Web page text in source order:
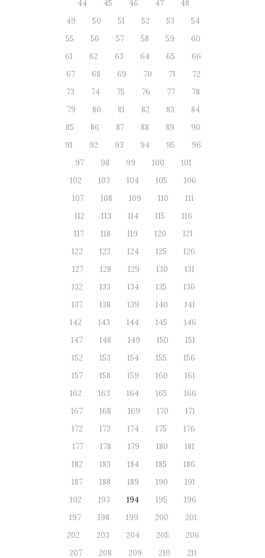
44 45 46 47
48
49
50 51 52 53
54
55
56 57 58 59
60
61
62 63 64 65
66
67
68 69 70 71
72
73
74 75 76 77
78
79
80 81 82 83
84
85
86 87 88 89
90
91
92 93 94 95
96
97
98 99 100
101
102
103 104 105
106
107
108 109 110
111
112
113 114 115
116
117
118 119 120
121
122
123 124 125
126
127
128 129 130
131
132
133 134 135
136
137
138 139 140
141
142
143 144 145
146
147
148 149 150
151
152
153 154 155
156
157
158 159 160
161
162
163 164 165
166
167
168 169 170
171
172
173 174 175
176
177
178 179 180
181
182
183 184 185
186
187
188 189 190
191
192
193 194 195
196
197
198 199 200
201
202
203 204 205
206
207
208 209 210
211